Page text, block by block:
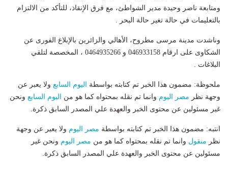
ومتابعة ناصر وحيدة مدير الشواطئ، مع فرق الإنقاذ، للتأكد من الالتزام
بالتعليمات في حالة تغير حالة البحر .
وناشدت مدينة مرسى مطروح، الأهالي والزائرين بالإبلاغ الفورى عن
الشكاوى على ارقام 046933158 و 0464935266 ، المخصصة لتلقي
البلاغات .
ملحوظة: مضمون هذا الخبر تم كتابته بواسطة اليوم السابع ولا يعبر عن
وجهة نظر مصر اليوم وانما تم نقله بمحتواه كما هو من اليوم السابع ونحن
غير مسئولين عن محتوى الخبر والعهدة علي المصدر السابق ذكرة.
انتبه: مضمون هذا الخبر تم كتابته بواسطة مصر اليوم ولا يعبر عن وجهة
نظر منقول وانما تم نقله بمحتواه كما هو من مصر اليوم ونحن غير
مسئولين عن محتوى الخبر والعهدة علي المصدر السابق ذكرة.